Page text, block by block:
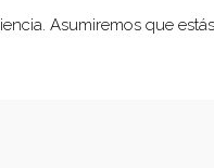
© 2026 Essencia
Asumiremos que